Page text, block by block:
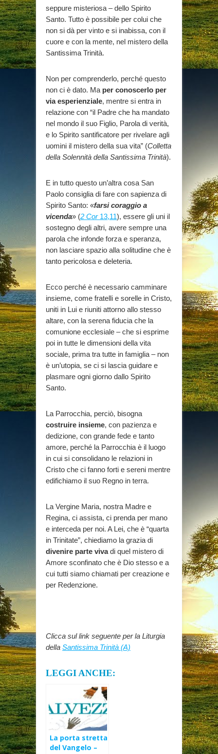
seppure misteriosa – dello Spirito
Santo. Tutto è possibile per colui che
non si dà per vinto e si inabissa, con il
cuore e con la mente, nel mistero della
Santissima Trinità.
Non per comprenderlo, perché questo
non ci è dato. Ma per conoscerlo per
via esperienziale, mentre si entra in
relazione con “il Padre che ha mandato
nel mondo il suo Figlio, Parola di verità,
e lo Spirito santificatore per rivelare agli
uomini il mistero della sua vita” (Colletta
della Solennità della Santissima Trinità).
E in tutto questo un’altra cosa San
Paolo consiglia di fare con sapienza di
Spirito Santo: «farsi coraggio a
vicenda» (2 Cor13,11), essere gli uni il
sostegno degli altri, avere sempre una
parola che infonde forza e speranza,
non lasciare spazio alla solitudine che è
tanto pericolosa e deleteria.
Ecco perché è necessario camminare
insieme, come fratelli e sorelle in Cristo,
uniti in Lui e riuniti attorno allo stesso
altare, con la serena fiducia che la
comunione ecclesiale – che si esprime
poi in tutte le dimensioni della vita
sociale, prima tra tutte in famiglia – non
è un’utopia, se ci si lascia guidare e
plasmare ogni giorno dallo Spirito
Santo.
La Parrocchia, perciò, bisogna
costruire insieme, con pazienza e
dedizione, con grande fede e tanto
amore, perché la Parrocchia è il luogo
in cui si consolidano le relazioni in
Cristo che ci fanno forti e sereni mentre
edifichiamo il suo Regno in terra.
La Vergine Maria, nostra Madre e
Regina, ci assista, ci prenda per mano
e interceda per noi. A Lei, che è “quarta
in Trinitate”, chiediamo la grazia di
divenire parte vivadi quel mistero di
Amore sconfinato che è Dio stesso e a
cui tutti siamo chiamati per creazione e
per Redenzione.
Clicca sul link seguente per la Liturgia
della Santissima Trinità (A)
LEGGI ANCHE:
La porta stretta
del Vangelo –